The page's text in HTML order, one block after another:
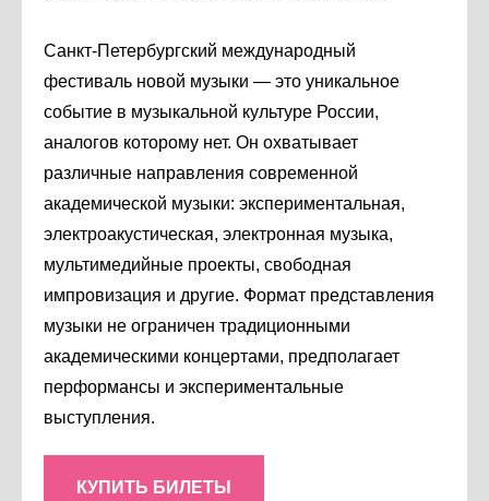
Санкт-Петербургский международный
фестиваль новой музыки — это уникальное
событие в музыкальной культуре России,
аналогов которому нет. Он охватывает
различные направления современной
академической музыки: экспериментальная,
электроакустическая, электронная музыка,
мультимедийные проекты, свободная
импровизация и другие. Формат представления
музыки не ограничен традиционными
академическими концертами, предполагает
перформансы и экспериментальные
выступления.
КУПИТЬ БИЛЕТЫ